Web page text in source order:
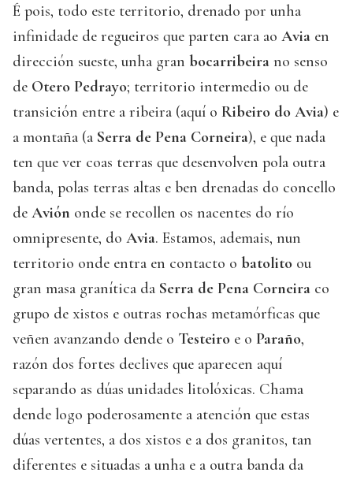
É pois, todo este territorio, drenado por unha
infinidade de regueiros que parten cara ao Avia en
dirección sueste, unha gran bocarribeira no senso
de Otero Pedrayo; territorio intermedio ou de
transición entre a ribeira (aquí o Ribeiro do Avia) e
a montaña (a Serra de Pena Corneira), e que nada
ten que ver coas terras que desenvolven pola outra
banda, polas terras altas e ben drenadas do concello
de Avión onde se recollen os nacentes do río
omnipresente, do Avia. Estamos, ademais, nun
territorio onde entra en contacto o batolito ou
gran masa granítica da Serra de Pena Corneira co
grupo de xistos e outras rochas metamórficas que
veñen avanzando dende o Testeiro e o Paraño,
razón dos fortes declives que aparecen aquí
separando as dúas unidades litolóxicas. Chama
dende logo poderosamente a atención que estas
dúas vertentes, a dos xistos e a dos granitos, tan
diferentes e situadas a unha e a outra banda da